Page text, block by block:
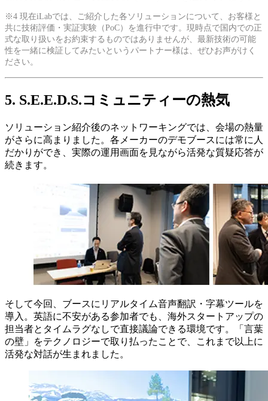
※4 現在iLabでは、ご紹介した各ソリューションについて、お客様と
共に技術評価・実証実験（PoC）を進行中です。現時点で国内での正
式な取り扱いをお約束するものではありませんが、最新技術の可能
性を一緒に検証してみたいというパートナー様は、ぜひお声がけく
ださい。
5. S.E.E.D.S.コミュニティーの熱気
ソリューション紹介後のネットワーキングでは、会場の熱量
がさらに高まりました。各メーカーのデモブースには常に人
だかりができ、実際の運用画面を見ながら活発な質疑応答が
続きます。
そして今回、ブースにリアルタイム音声翻訳・字幕ツールを
導入。英語に不安がある参加者でも、海外スタートアップの
担当者とタイムラグなしで直接議論できる環境です。「言葉
の壁」をテクノロジーで取り払ったことで、これまで以上に
活発な対話が生まれました。